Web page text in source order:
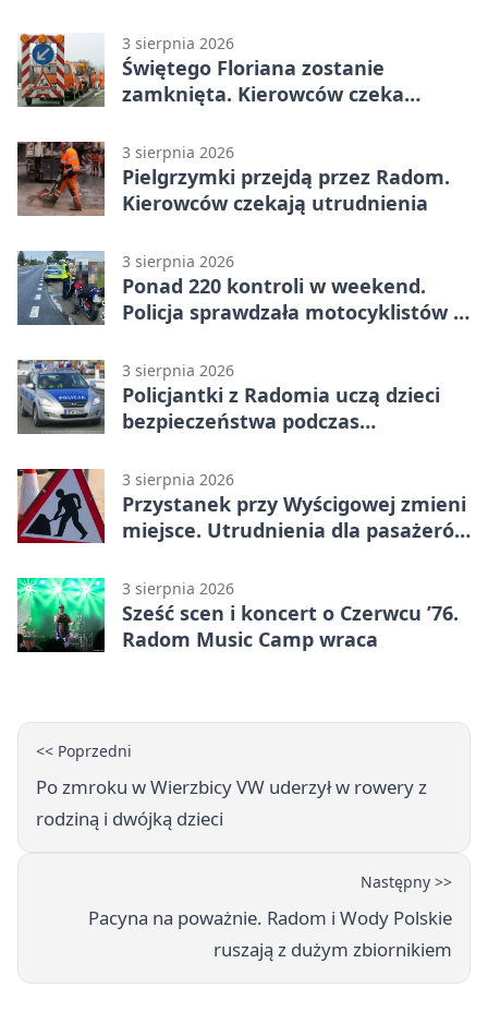
3 sierpnia 2026
Świętego Floriana zostanie
zamknięta. Kierowców czeka
3 sierpnia 2026
Pielgrzymki przejdą przez Radom.
Kierowców czekają utrudnienia
3 sierpnia 2026
Ponad 220 kontroli w weekend.
Policja sprawdzała motocyklistów w
3 sierpnia 2026
Policjantki z Radomia uczą dzieci
bezpieczeństwa podczas
3 sierpnia 2026
Przystanek przy Wyścigowej zmieni
miejsce. Utrudnienia dla pasażerów
3 sierpnia 2026
Sześć scen i koncert o Czerwcu ’76.
Radom Music Camp wraca
<< Poprzedni
Po zmroku w Wierzbicy VW uderzył w rowery z
rodziną i dwójką dzieci
Następny >>
Pacyna na poważnie. Radom i Wody Polskie
ruszają z dużym zbiornikiem